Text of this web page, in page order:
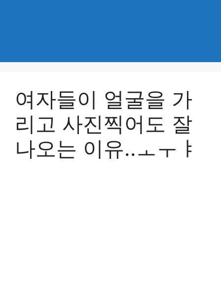
여자들이 얼굴을 가
리고 사진찍어도 잘
나오는 이유..ㅗㅜㅑ